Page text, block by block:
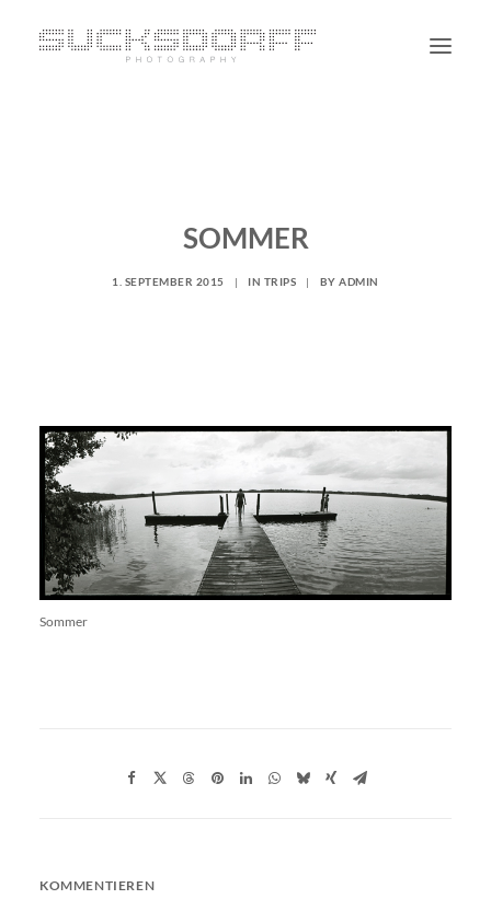
SOMMER
1. SEPTEMBER 2015 | IN TRIPS | BYADMIN
Sommer
KOMMENTIEREN